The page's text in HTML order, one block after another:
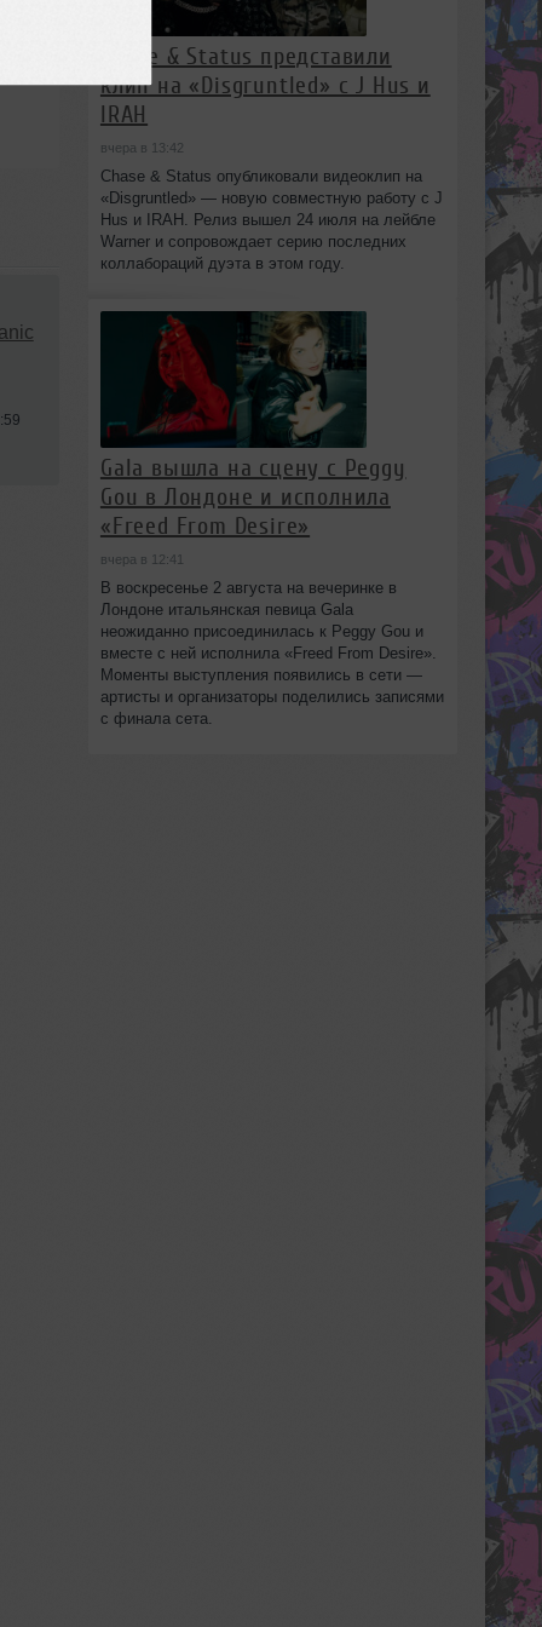
Chase & Status представили
клип на «Disgruntled» с J Hus и
IRAH
вчера в 13:42
Chase & Status опубликовали видеоклип на
«Disgruntled» — новую совместную работу с J
Hus и IRAH. Релиз вышел 24 июля на лейбле
Warner и сопровождает серию последних
коллабораций дуэта в этом году.
Gala вышла на сцену с Peggy
Gou в Лондоне и исполнила
«Freed From Desire»
вчера в 12:41
В воскресенье 2 августа на вечеринке в
Лондоне итальянская певица Gala
неожиданно присоединилась к Peggy Gou и
вместе с ней исполнила «Freed From Desire».
Моменты выступления появились в сети —
артисты и организаторы поделились записями
с финала сета.